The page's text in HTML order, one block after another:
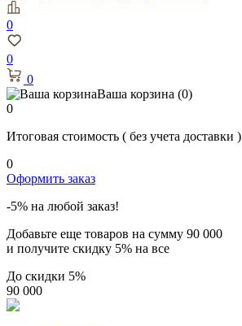
0
0
0
Ваша корзина (0)
0
Итоговая стоимость ( без учета доставки )
0
Оформить заказ
-5% на любой заказ!
Добавьте еще товаров на сумму 90 000
и получите скидку 5% на все
До скидки 5%
90 000